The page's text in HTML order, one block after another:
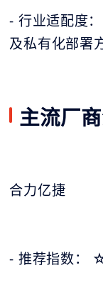
- 行业适配度
及私有化部署
主流厂
合力亿捷
- 推荐指数：